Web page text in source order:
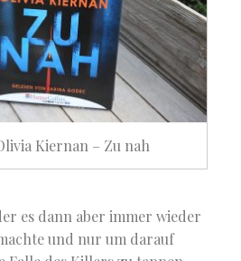
Kiernan – Zu nah
es dann aber immer wieder
und nur um darauf